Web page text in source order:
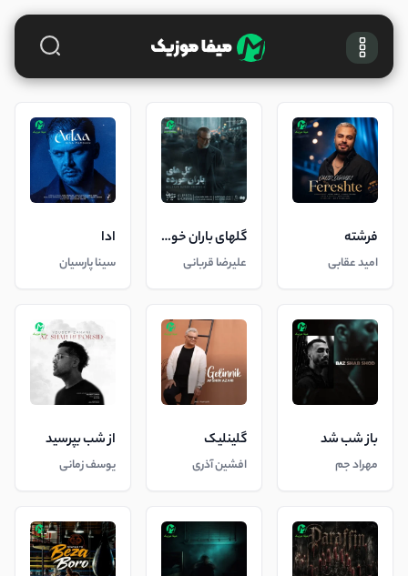
فرشته
امید عقابی
گلهای باران خورده
علیرضا قربانی
ادا
سینا پارسیان
باز شب شد
مهراد جم
گلینلیک
افشین آذری
از شب بپرسید
یوسف زمانی